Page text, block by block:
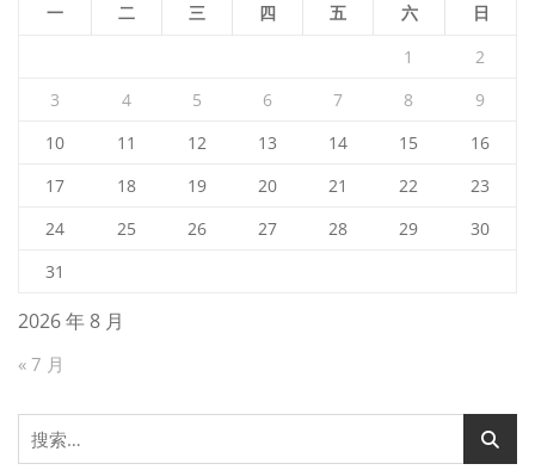
2026 年 8 月
一 二 三 四 五 六
日
1
2
3
4 5 6 7 8
9
10
11 12 13 14 15
16
17
18 19 20 21 22
23
24
25 26 27 28 29
30
31
« 7 月
搜
索：